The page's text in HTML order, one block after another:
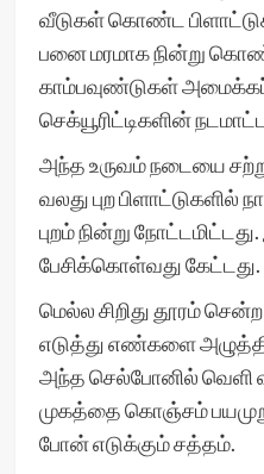
வீடுகள் கொண்ட
பனை மரமாக நின்று
காம்பவுண்டுகள்
செக்யூரிட்டிகளின்
அந்த உருவம் நடையை
வலது புற பிளாட்டுகளில்
புறம் நின்று
பேசிக்கொள்வது கேட்டது.
மெல்ல சிறிது தூரம்
எடுத்து எண்களை
அந்த செல்போனில் வெளி
முகத்தை கொஞ்சம்
போன் எடுக்கும் சத்தம்.